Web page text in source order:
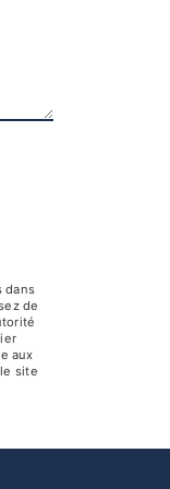
dans
de
aux
site